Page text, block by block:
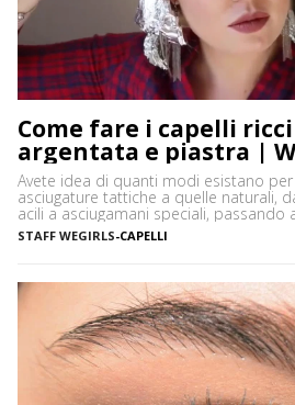
Come fare i capelli
argentata e piastra |
Avete idea di quanti modi esistano per
asciugature tattiche a quelle naturali,
acili a asciugamani speciali,
disparati. Avere i capelli ricci è uno
quando ci vediamo più belle selvagge.
STAFF WEGIRLS-CAPELLI